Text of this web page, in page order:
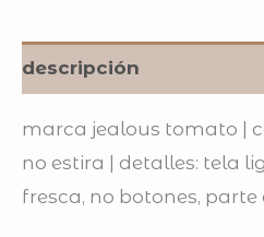
descripción
marca jealous tomato |
no estira | detalles: tela
fresca, no botones,